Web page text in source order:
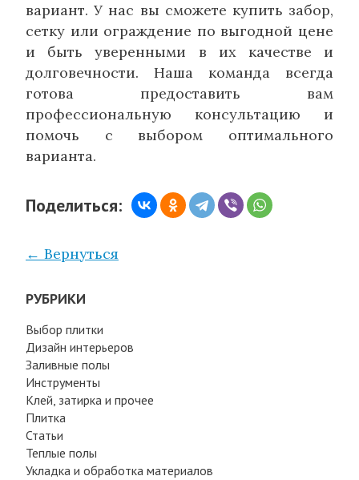
вариант. У нас вы сможете купить забор,
сетку или ограждение по выгодной цене
и быть уверенными в их качестве и
долговечности. Наша команда всегда
готова предоставить вам
профессиональную консультацию и
помочь с выбором оптимального
варианта.
Поделиться:
← Вернуться
РУБРИКИ
Выбор плитки
Дизайн интерьеров
Заливные полы
Инструменты
Клей, затирка и прочее
Плитка
Статьи
Теплые полы
Укладка и обработка материалов